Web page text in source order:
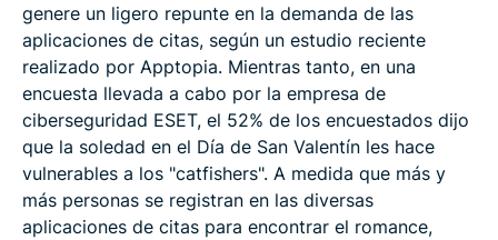
genere un ligero repunte en la demanda de las
aplicaciones de citas, según un estudio reciente
realizado por Apptopia. Mientras tanto, en una
encuesta llevada a cabo por la empresa de
ciberseguridad ESET, el 52% de los encuestados dijo
que la soledad en el Día de San Valentín les hace
vulnerables a los "catfishers". A medida que más y
más personas se registran en las diversas
aplicaciones de citas para encontrar el romance,